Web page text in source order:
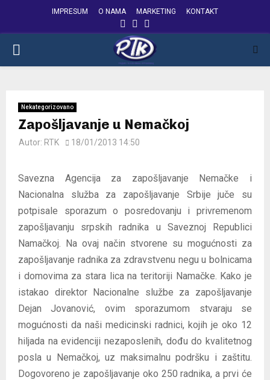
IMPRESUM O NAMA MARKETING KONTAKT
FACEBOOK
INSTAGRAM
PRIMARY
Nekategorizovano
Zapošljavanje u Nemačkoj
Autor: RTK 18/01/2013 14:50
Savezna Agencija za zapošljavanje Nemačke i
Nacionalna služba za zapošljavanje Srbije juče su
potpisale sporazum o posredovanju i privremenom
zapošljavanju srpskih radnika u Saveznoj Republici
Namačkoj. Na ovaj način stvorene su mogućnosti za
zapošljavanje radnika za zdravstvenu negu u bolnicama
i domovima za stara lica na teritoriji Namačke. Kako je
istakao direktor Nacionalne službe za zapošljavanje
Dejan Jovanović, ovim sporazumom stvaraju se
mogućnosti da naši medicinski radnici, kojih je oko 12
hiljada na evidenciji nezaposlenih, dođu do kvalitetnog
posla u Nemačkoj, uz maksimalnu podršku i zaštitu.
Dogovoreno je zapošljavanje oko 250 radnika, a prvi će